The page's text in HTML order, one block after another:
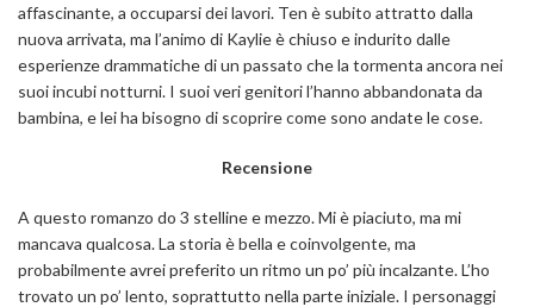
affascinante, a occuparsi dei lavori. Ten è subito attratto dalla
nuova arrivata, ma l’animo di Kaylie è chiuso e indurito dalle
esperienze drammatiche di un passato che la tormenta ancora nei
suoi incubi notturni. I suoi veri genitori l’hanno abbandonata da
bambina, e lei ha bisogno di scoprire come sono andate le cose.
Recensione
A questo romanzo do 3 stelline e mezzo. Mi è piaciuto, ma mi
mancava qualcosa. La storia è bella e coinvolgente, ma
probabilmente avrei preferito un ritmo un po’ più incalzante. L’ho
trovato un po’ lento, soprattutto nella parte iniziale. I personaggi